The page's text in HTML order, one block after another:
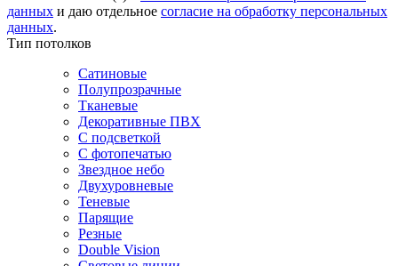
данных и даю отдельное согласие на обработку персональных
данных.
Тип потолков
Сатиновые
Полупрозрачные
Тканевые
Декоративные ПВХ
С подсветкой
С фотопечатью
Звездное небо
Двухуровневые
Теневые
Парящие
Резные
Double Vision